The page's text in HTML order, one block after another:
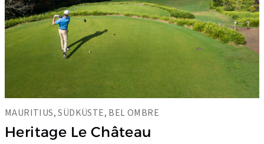
MAURITIUS, SÜDKÜSTE, BEL OMBRE
Heritage Le Château